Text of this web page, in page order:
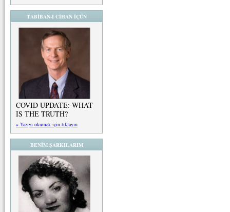
TABİBAN-I CİHAN İÇÜN
COVID UPDATE: WHAT
IS THE TRUTH?
» Yazıyı okumak için tıklayın
BENİM ŞARKILARIM